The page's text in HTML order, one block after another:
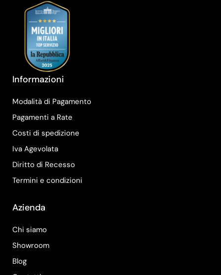
Informazioni
Modalità di Pagamento
Pagamenti a Rate
Costi di spedizione
Iva Agevolata
Diritto di Recesso
Termini e condizioni
Azienda
Chi siamo
Showroom
Blog